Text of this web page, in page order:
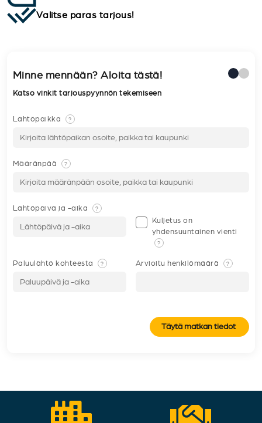
Valitse paras tarjous!
Minne mennään? Aloita tästä!
Katso vinkit tarjouspyynnön tekemiseen
Lähtöpaikka ?
Määränpää ?
Lähtöpäivä ja -aika ?
Kuljetus on
yhdensuuntainen vienti
?
Paluulähtö kohteesta ? Arvioitu henkilömäärä ?
Täytä matkan tiedot